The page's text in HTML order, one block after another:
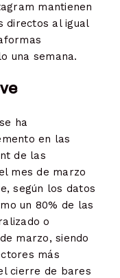
mantienen
directos al igual
una semana.
ha
en las
de las
mes de marzo
según los datos
un 80% de las
o
marzo, siendo
más
cierre de bares